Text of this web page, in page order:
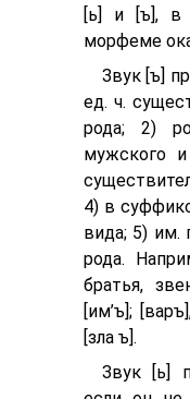
[ь] и [ъ], в
морфеме
Звук [ъ]
ед. ч.
рода; 2)
мужского
4) в
вида; 5) им.
рода.
братья,
[им’ъ];
[зла ъ].
Звук [ь]